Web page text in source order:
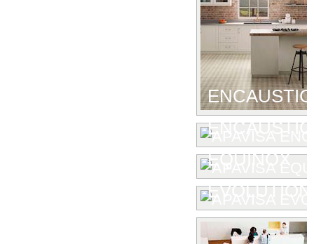
ENCAUSTIC
EQUINOX
EVOLUTION